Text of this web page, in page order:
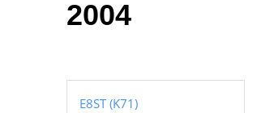
2004
E8ST (K71)